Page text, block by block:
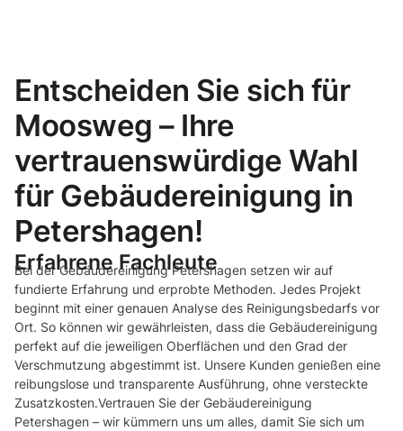
Entscheiden Sie sich für
Moosweg – Ihre
vertrauenswürdige Wahl
für Gebäudereinigung in
Petershagen!
Erfahrene Fachleute
Bei der Gebäudereinigung Petershagen setzen wir auf
fundierte Erfahrung und erprobte Methoden. Jedes Projekt
beginnt mit einer genauen Analyse des Reinigungsbedarfs vor
Ort. So können wir gewährleisten, dass die Gebäudereinigung
perfekt auf die jeweiligen Oberflächen und den Grad der
Verschmutzung abgestimmt ist. Unsere Kunden genießen eine
reibungslose und transparente Ausführung, ohne versteckte
Zusatzkosten.Vertrauen Sie der Gebäudereinigung
Petershagen – wir kümmern uns um alles, damit Sie sich um